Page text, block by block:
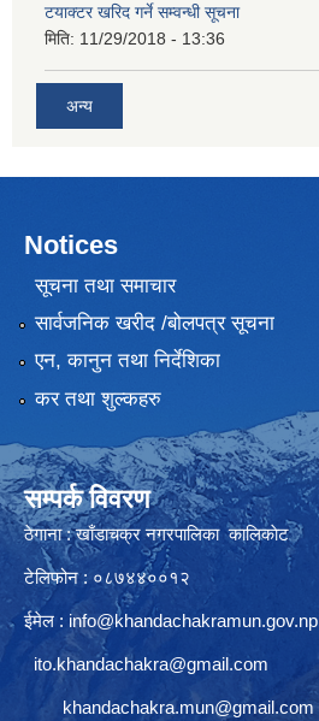
टयाक्टर खरिद गर्ने सम्वन्धी सूचना
मिति: 11/29/2018 - 13:36
अन्य
Notices
सूचना तथा समाचार
सार्वजनिक खरीद /बोलपत्र सूचना
एन, कानुन तथा निर्देशिका
कर तथा शुल्कहरु
सम्पर्क विवरण
ठेगाना : खाँडाचक्र नगरपालिका कालिकाेट
टेलिफोन : ०८७४४००१२
ईमेल : info@khandachakramun.gov.np
ito.khandachakra@gmail.com
khandachakra.mun@gmail.com